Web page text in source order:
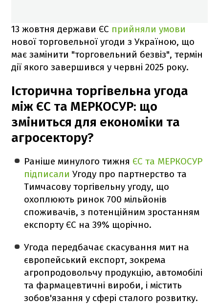
13 жовтня держави ЄС прийняли умови
нової торговельної угоди з Україною, що
має замінити "торговельний безвіз", термін
дії якого завершився у червні 2025 року.
Історична торгівельна угода
між ЄС та МЕРКОСУР: що
зміниться для економіки та
агросектору?
Раніше минулого тижня ЄС та МЕРКОСУР
підписали Угоду про партнерство та
Тимчасову торгівельну угоду, що
охоплюють ринок 700 мільйонів
споживачів, з потенційним зростанням
експорту ЄС на 39% щорічно.
Угода передбачає скасування мит на
європейський експорт, зокрема
агропродовольчу продукцію, автомобілі
та фармацевтичні вироби, і містить
зобов'язання у сфері сталого розвитку.